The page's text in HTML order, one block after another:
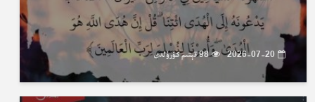
2026-07-20 98 قېتىم كۆرۈلدى